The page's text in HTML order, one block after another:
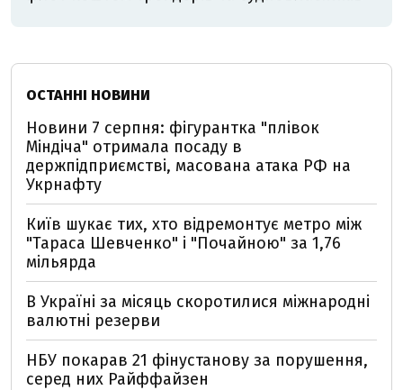
ОСТАННІ НОВИНИ
Новини 7 серпня: фігурантка "плівок
Міндіча" отримала посаду в
держпідприємстві, масована атака РФ на
Укрнафту
Київ шукає тих, хто відремонтує метро між
"Тараса Шевченко" і "Почайною" за 1,76
мільярда
В Україні за місяць скоротилися міжнародні
валютні резерви
НБУ покарав 21 фінустанову за порушення,
серед них Райффайзен